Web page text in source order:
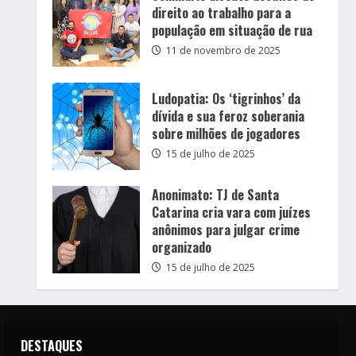
direito ao trabalho para a
população em situação de rua
11 de novembro de 2025
Ludopatia: Os ‘tigrinhos’ da
dívida e sua feroz soberania
sobre milhões de jogadores
15 de julho de 2025
Anonimato: TJ de Santa
Catarina cria vara com juízes
anônimos para julgar crime
organizado
15 de julho de 2025
DESTAQUES